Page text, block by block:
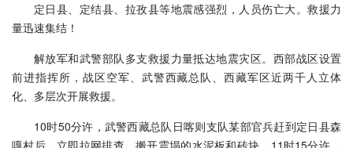
定日县、定结县、拉孜县等地震感强烈，人员伤亡大。救援力
量迅速集结！
解放军和武警部队多支救援力量抵达地震灾区。西部战区设置
前进指挥所，战区空军、武警西藏总队、西藏军区近两千人立体
化、多层次开展救援。
10时50分许，武警西藏总队日喀则支队某部官兵赶到定日县森
嘎村后，立即拉网排查，搬开震塌的水泥板和砖块，11时15分许，